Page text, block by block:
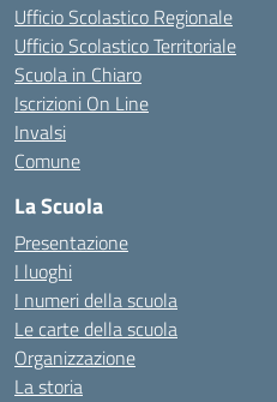
Ufficio Scolastico Regionale
Ufficio Scolastico Territoriale
Scuola in Chiaro
Iscrizioni On Line
Invalsi
Comune
La Scuola
Presentazione
I luoghi
I numeri della scuola
Le carte della scuola
Organizzazione
La storia